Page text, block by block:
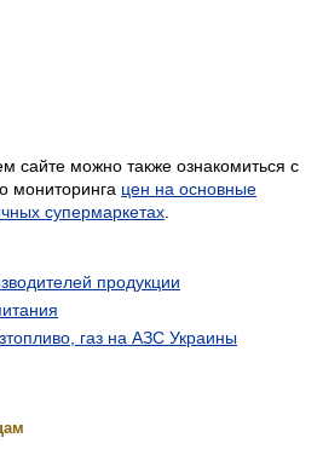
сайте можно также ознакомиться с
мониторинга цен на основные
супермаркетах
продукции
газ на АЗС Украины